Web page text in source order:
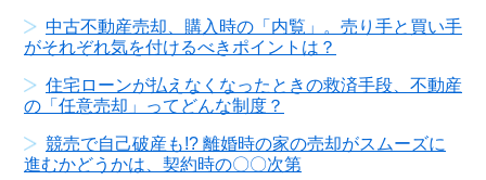
中古不動産売却、購入時の「内覧」。売り手と買い手
がそれぞれ気を付けるべきポイントは？
住宅ローンが払えなくなったときの救済手段、不動産
の「任意売却」ってどんな制度？
競売で自己破産も!? 離婚時の家の売却がスムーズに
進むかどうかは、契約時の〇〇次第